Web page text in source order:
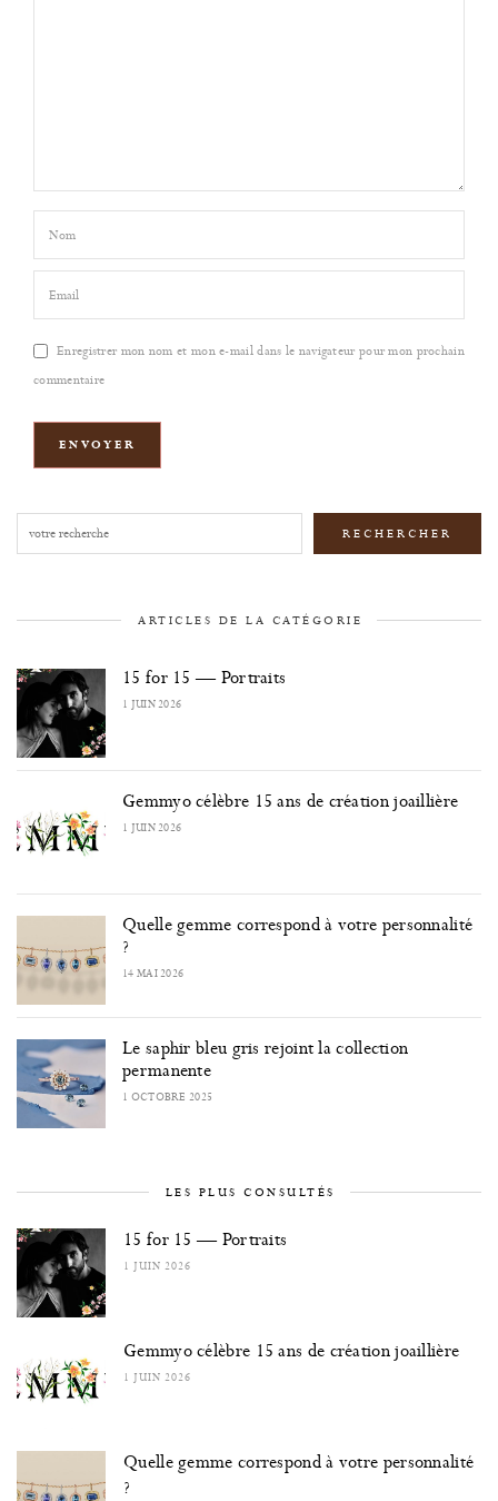
Enregistrer mon nom et mon e-mail dans le navigateur pour mon prochain
commentaire
Rechercher RECHERCHER
ARTICLES DE LA CATÉGORIE
15 for 15 — Portraits
1 JUIN 2026
Gemmyo célèbre 15 ans de création joaillière
1 JUIN 2026
Quelle gemme correspond à votre personnalité
?
14 MAI 2026
Le saphir bleu gris rejoint la collection
permanente
1 OCTOBRE 2025
LES PLUS CONSULTÉS
15 for 15 — Portraits
1 JUIN 2026
Gemmyo célèbre 15 ans de création joaillière
1 JUIN 2026
Quelle gemme correspond à votre personnalité
?